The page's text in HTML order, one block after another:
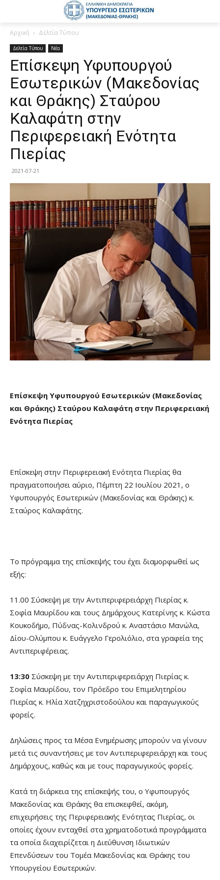
Αρχική Δελτία Τύπου
Δελτία Τύπου Νέα
Επίσκεψη Υφυπουργού
Εσωτερικών (Μακεδονίας
και Θράκης) Σταύρου
Καλαφάτη στην
Περιφερειακή Ενότητα
Πιερίας
2021-07-21
Επίσκεψη Υφυπουργού Εσωτερικών (Μακεδονίας
και Θράκης) Σταύρου Καλαφάτη στην Περιφερειακή
Ενότητα Πιερίας
Επίσκεψη στην Περιφερειακή Ενότητα Πιερίας θα
πραγματοποιήσει αύριο, Πέμπτη 22 Ιουλίου 2021, ο
Υφυπουργός Εσωτερικών (Μακεδονίας και Θράκης) κ.
Σταύρος Καλαφάτης.
Το πρόγραμμα της επίσκεψής του έχει διαμορφωθεί ως
εξής:
11.00 Σύσκεψη με την Αντιπεριφερειάρχη Πιερίας κ.
Σοφία Μαυρίδου και τους Δημάρχους Κατερίνης κ. Κώστα
Κουκοδήμο, Πύδνας-Κολινδρού κ. Αναστάσιο Μανώλα,
Δίου-Ολύμπου κ. Ευάγγελο Γερολιόλιο, στα γραφεία της
Αντιπεριφέρειας.
13:30 Σύσκεψη με την Αντιπεριφερειάρχη Πιερίας κ.
Σοφία Μαυρίδου, τον Πρόεδρο του Επιμελητηρίου
Πιερίας κ. Ηλία Χατζηχριστοδούλου και παραγωγικούς
φορείς.
Δηλώσεις προς τα Μέσα Ενημέρωσης μπορούν να γίνουν
μετά τις συναντήσεις με τον Αντιπεριφερειάρχη και τους
Δημάρχους, καθώς και με τους παραγωγικούς φορείς.
Κατά τη διάρκεια της επίσκεψής του, ο Υφυπουργός
Μακεδονίας και Θράκης θα επισκεφθεί, ακόμη,
επιχειρήσεις της Περιφερειακής Ενότητας Πιερίας, οι
οποίες έχουν ενταχθεί στα χρηματοδοτικά προγράμματα
τα οποία διαχειρίζεται η Διεύθυνση Ιδιωτικών
Επενδύσεων του Τομέα Μακεδονίας και Θράκης του
Υπουργείου Εσωτερικών.